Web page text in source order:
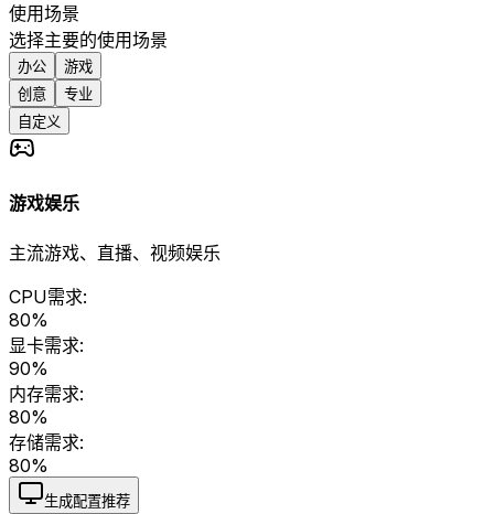
使用场景
选择主要的使用场景
办公
游戏
创意
专业
自定义
游戏娱乐
主流游戏、直播、视频娱乐
CPU需求:
80%
显卡需求:
90%
内存需求:
80%
存储需求:
80%
生成配置推荐